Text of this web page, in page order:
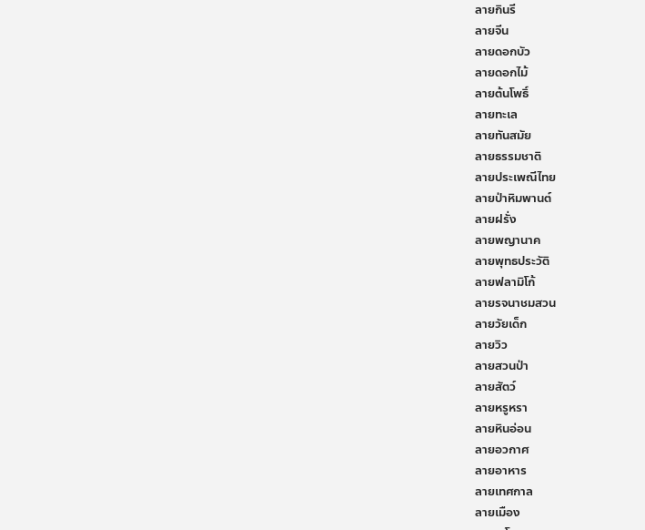
ลายกินรี
ลายจีน
ลายดอกบัว
ลายดอกไม้
ลายต้นโพธิ์
ลายทะเล
ลายทันสมัย
ลายธรรมชาติ
ลายประเพณีไทย
ลายป่าหิมพานต์
ลายฝรั่ง
ลายพญานาค
ลายพุทธประวัติ
ลายฟลามิโก้
ลายรจนาชมสวน
ลายวัยเด็ก
ลายวิว
ลายสวนป่า
ลายสัตว์
ลายหรูหรา
ลายหินอ่อน
ลายอวกาศ
ลายอาหาร
ลายเทศกาล
ลายเมือง